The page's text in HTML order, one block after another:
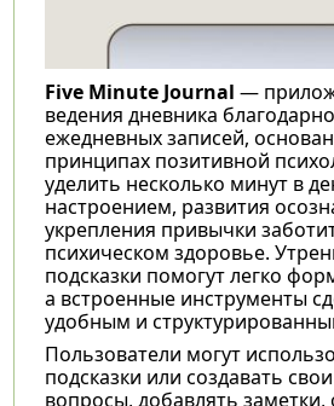
Five Minute Journal —
ведения дневника
ежедневных записей,
принципах позитивной
уделить несколько минут в
настроением, развития
укрепления привычки
психическом здоровье.
подсказки помогут легко
а встроенные инструменты
удобным и
Пользователи могут
подсказки или создавать
вопросы, добавлять заметки,